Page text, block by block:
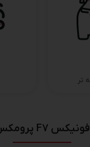
فونیکس F7 پرومکس